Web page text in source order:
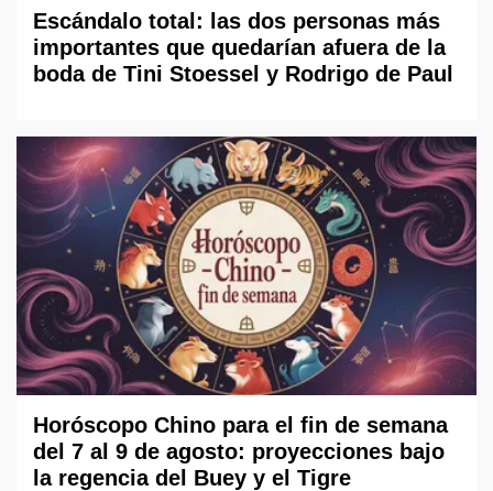
Escándalo total: las dos personas más
importantes que quedarían afuera de la
boda de Tini Stoessel y Rodrigo de Paul
Horóscopo Chino para el fin de semana
del 7 al 9 de agosto: proyecciones bajo
la regencia del Buey y el Tigre